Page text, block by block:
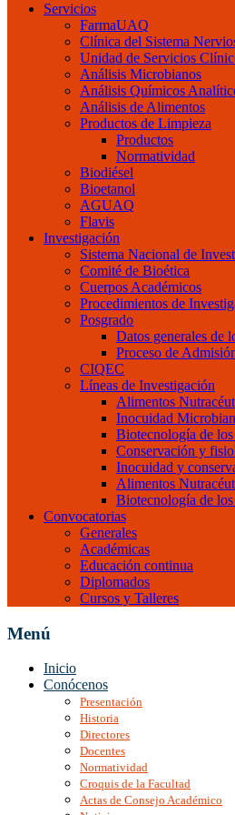
Servicios
FarmaUAQ
Clínica del Sistema
Unidad de Servicios
Análisis Microbianos
Análisis Químicos
Análisis de Alimentos
Productos de Limpieza
Productos
Normatividad
Biodiésel
Bioetanol
AGUAQ
Flavis
Investigación
Sistema Nacional de
Comité de Bioética
Cuerpos Académicos
Procedimientos de
Posgrado
Datos generales de
Proceso de
CIQEC
Líneas de Investigación
Alimentos
Inocuidad
Biotecnología de
Conservación y
Inocuidad y
Alimentos
Biotecnología de
Convocatorias
Generales
Académicas
Educación continua
Diplomados
Cursos y Talleres
Menú
Inicio
Conócenos
Presentación
Historia
Directores
Docentes
Normatividad
Croquis de la Facultad
Actas de Consejo Académico